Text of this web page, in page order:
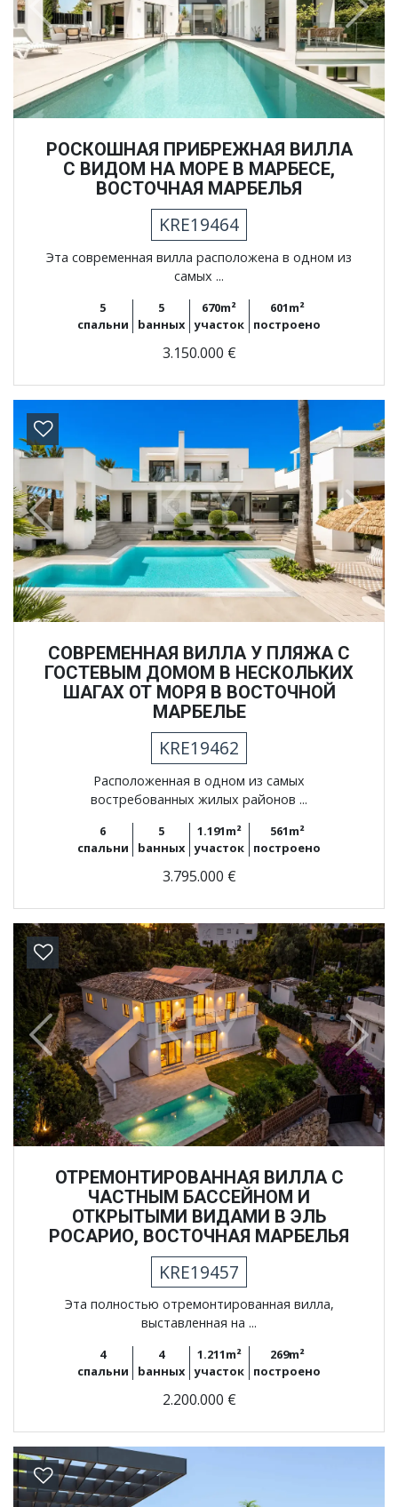
Previous Next
РОСКОШНАЯ ПРИБРЕЖНАЯ ВИЛЛА
С ВИДОМ НА МОРЕ В МАРБЕСЕ,
ВОСТОЧНАЯ МАРБЕЛЬЯ
KRE19464
Эта современная вилла расположена в одном из
самых ...
5
спальни
5
bанных
670m²
участок
601m²
построено
3.150.000 €
Previous Next
СОВРЕМЕННАЯ ВИЛЛА У ПЛЯЖА С
ГОСТЕВЫМ ДОМОМ В НЕСКОЛЬКИХ
ШАГАХ ОТ МОРЯ В ВОСТОЧНОЙ
МАРБЕЛЬЕ
KRE19462
Расположенная в одном из самых
востребованных жилых районов ...
6
спальни
5
bанных
1.191m²
участок
561m²
построено
3.795.000 €
Previous Next
ОТРЕМОНТИРОВАННАЯ ВИЛЛА С
ЧАСТНЫМ БАССЕЙНОМ И
ОТКРЫТЫМИ ВИДАМИ В ЭЛЬ
РОСАРИО, ВОСТОЧНАЯ МАРБЕЛЬЯ
KRE19457
Эта полностью отремонтированная вилла,
выставленная на ...
4
спальни
4
bанных
1.211m²
участок
269m²
построено
2.200.000 €